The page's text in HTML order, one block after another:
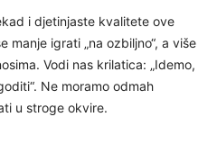
i djetinjaste kvalitete ove
manje igrati „na ozbiljno“, a više
Vodi nas krilatica: „Idemo,
Ne moramo odmah
u stroge okvire.